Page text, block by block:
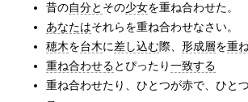
昔の自分と その少女を重ね合わせた。
あなたはそれらを重ね合わせなさい。
穂木を台木に差し込む際、 形成層を重
重ね合わせるとぴったり一致する
重ね合わせたり、ひとつが赤で、ひと